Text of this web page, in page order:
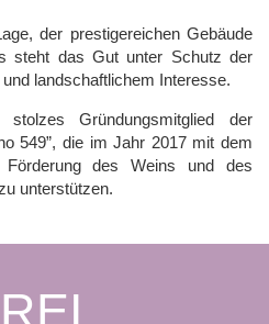
der prestigereichen Gebäude
steht das Gut unter Schutz der
landschaftlichem Interesse.
Gründungsmitglied der
549”, die im Jahr 2017 mit dem
des Weins und des
unterstützen.